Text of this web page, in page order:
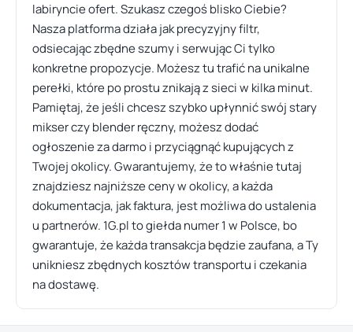
labiryncie ofert. Szukasz czegoś blisko Ciebie?
Nasza platforma działa jak precyzyjny filtr,
odsiecając zbędne szumy i serwując Ci tylko
konkretne propozycje. Możesz tu trafić na unikalne
perełki, które po prostu znikają z sieci w kilka minut.
Pamiętaj, że jeśli chcesz szybko upłynnić swój stary
mikser czy blender ręczny, możesz dodać
ogłoszenie za darmo i przyciągnąć kupujących z
Twojej okolicy. Gwarantujemy, że to właśnie tutaj
znajdziesz najniższe ceny w okolicy, a każda
dokumentacja, jak faktura, jest możliwa do ustalenia
u partnerów. 1G.pl to giełda numer 1 w Polsce, bo
gwarantuje, że każda transakcja będzie zaufana, a Ty
unikniesz zbędnych kosztów transportu i czekania
na dostawę.